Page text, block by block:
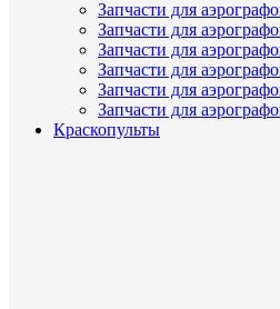
Запчасти для
Запчасти для
Запчасти для
Запчасти для
Запчасти для
Запчасти для
Краскопульты